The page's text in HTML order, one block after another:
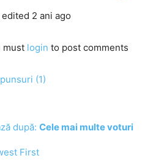
edited 2 ani ago
must login to post comments
(1)
după: Cele mai multe voturi
First